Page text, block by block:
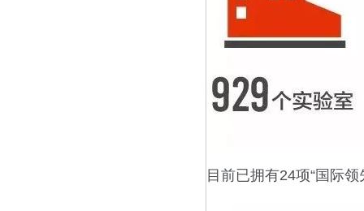
目前已拥有24项“国际